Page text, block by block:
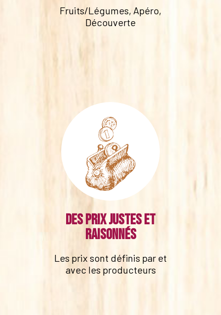
Fruits/Légumes, Apéro,
Découverte
Des prix justes et
raisonnés
Les prix sont définis par et
avec les producteurs